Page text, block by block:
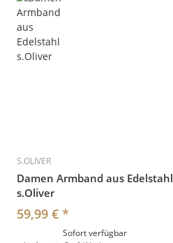
S.OLIVER
Damen Armband aus Edelstahl
s.Oliver
59,99 €*
Sofort verfügbar